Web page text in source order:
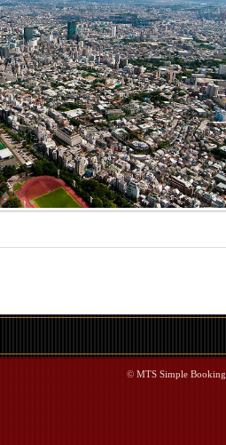
© MTS Simple Booking